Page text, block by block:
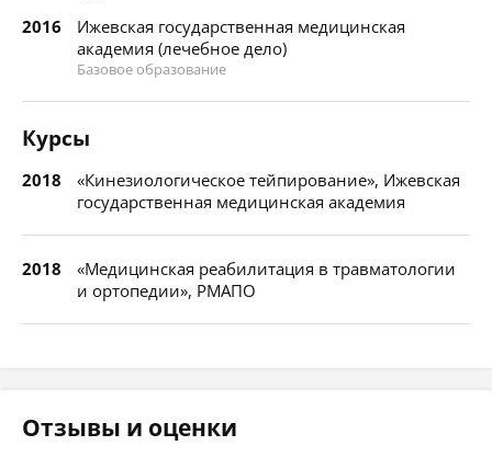
2016
Ижевская государственная медицинская
академия (лечебное дело)
Базовое образование
Курсы
2018
«Кинезиологическое тейпирование», Ижевская
государственная медицинская академия
2018
«Медицинская реабилитация в травматологии
и ортопедии», РМАПО
Отзывы и оценки